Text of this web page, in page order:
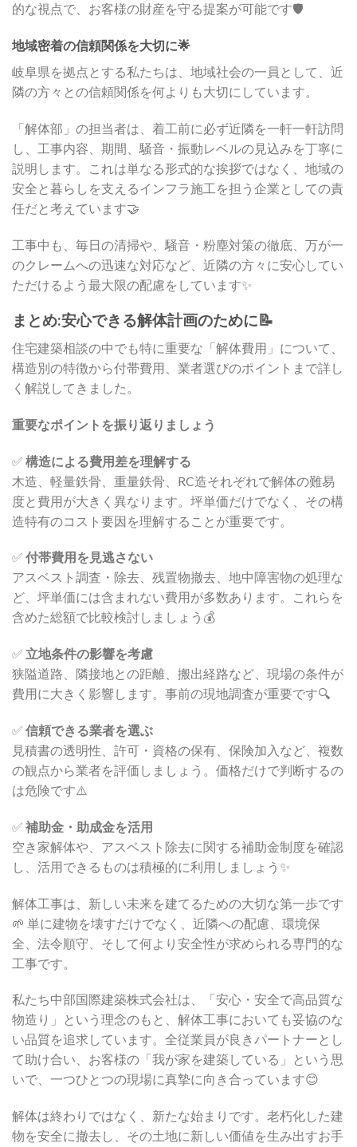
的な視点で、お客様の財産を守る提案が可能です🛡️
地域密着の信頼関係を大切に🌟
岐阜県を拠点とする私たちは、地域社会の一員として、近
隣の方々との信頼関係を何よりも大切にしています。
「解体部」の担当者は、着工前に必ず近隣を一軒一軒訪問
し、工事内容、期間、騒音・振動レベルの見込みを丁寧に
説明します。これは単なる形式的な挨拶ではなく、地域の
安全と暮らしを支えるインフラ施工を担う企業としての責
任だと考えています🤝
工事中も、毎日の清掃や、騒音・粉塵対策の徹底、万が一
のクレームへの迅速な対応など、近隣の方々に安心してい
ただけるよう最大限の配慮をしています✨
まとめ:安心できる解体計画のために📝
住宅建築相談の中でも特に重要な「解体費用」について、
構造別の特徴から付帯費用、業者選びのポイントまで詳し
く解説してきました。
重要なポイントを振り返りましょう
✅ 構造による費用差を理解する
木造、軽量鉄骨、重量鉄骨、RC造それぞれで解体の難易
度と費用が大きく異なります。坪単価だけでなく、その構
造特有のコスト要因を理解することが重要です。
✅ 付帯費用を見逃さない
アスベスト調査・除去、残置物撤去、地中障害物の処理な
ど、坪単価には含まれない費用が多数あります。これらを
含めた総額で比較検討しましょう💰
✅ 立地条件の影響を考慮
狭隘道路、隣接地との距離、搬出経路など、現場の条件が
費用に大きく影響します。事前の現地調査が重要です🔍
✅ 信頼できる業者を選ぶ
見積書の透明性、許可・資格の保有、保険加入など、複数
の観点から業者を評価しましょう。価格だけで判断するの
は危険です⚠️
✅ 補助金・助成金を活用
空き家解体や、アスベスト除去に関する補助金制度を確認
し、活用できるものは積極的に利用しましょう✨
解体工事は、新しい未来を建てるための大切な第一歩です
🌱 単に建物を壊すだけでなく、近隣への配慮、環境保
全、法令順守、そして何より安全性が求められる専門的な
工事です。
私たち中部国際建築株式会社は、「安心・安全で高品質な
物造り」という理念のもと、解体工事においても妥協のな
い品質を追求しています。全従業員が良きパートナーとし
て助け合い、お客様の「我が家を建築している」という思
いで、一つひとつの現場に真摯に向き合っています😊
解体は終わりではなく、新たな始まりです。老朽化した建
物を安全に撤去し、その土地に新しい価値を生み出すお手